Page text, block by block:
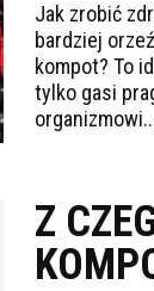
Jak zrobić
bardziej
kompot? To
tylko gasi
Z